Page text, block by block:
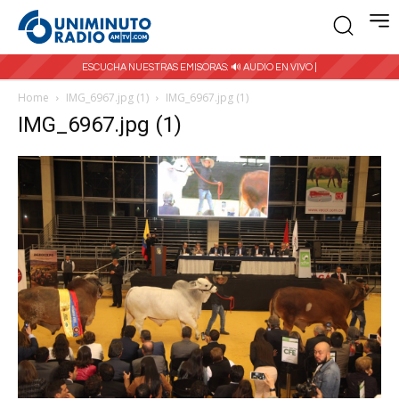
ESCUCHA NUESTRAS EMISORAS: 🔊 AUDIO EN VIVO |
Home IMG_6967.jpg (1) IMG_6967.jpg (1)
IMG_6967.jpg (1)